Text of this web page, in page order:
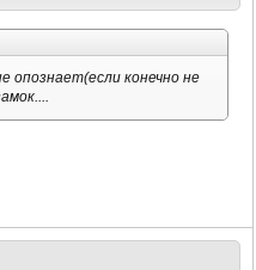
опознает(если конечно не